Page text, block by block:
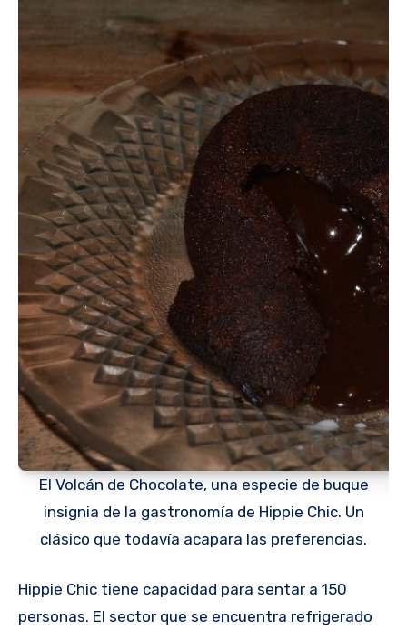
El Volcán de Chocolate, una especie de buque
insignia de la gastronomía de Hippie Chic. Un
clásico que todavía acapara las preferencias.
Hippie Chic tiene capacidad para sentar a 150
personas. El sector que se encuentra refrigerado